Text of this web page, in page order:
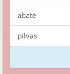
abatė
pilvas